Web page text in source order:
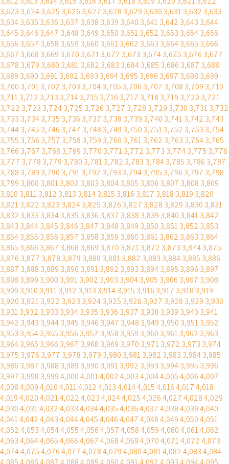
3,623 3,6243,625 3,626 3,627 3,628 3,629 3,630 3,6313,632 3,633
3,6343,635 3,636 3,637 3,638 3,639 3,640 3,6413,642 3,643 3,644
3,645 3,646 3,647 3,648 3,649 3,650 3,6513,652 3,653 3,6543,655
3,656 3,657 3,658 3,659 3,660 3,6613,662 3,663 3,6643,665 3,666
3,667 3,668 3,669 3,670 3,6713,672 3,673 3,6743,675 3,676 3,677
3,678 3,679 3,680 3,6813,682 3,683 3,6843,685 3,686 3,687 3,688
3,689 3,690 3,6913,692 3,693 3,6943,695 3,696 3,697 3,698 3,699
3,700 3,7013,702 3,703 3,7043,705 3,706 3,707 3,708 3,709 3,710
3,7113,712 3,713 3,7143,715 3,716 3,717 3,718 3,719 3,720 3,721
3,722 3,723 3,7243,725 3,726 3,727 3,728 3,729 3,730 3,7313,732
3,733 3,7343,735 3,736 3,737 3,738 3,739 3,740 3,7413,742 3,743
3,7443,745 3,746 3,747 3,748 3,749 3,750 3,7513,752 3,753 3,754
3,755 3,756 3,757 3,758 3,759 3,760 3,7613,762 3,763 3,7643,765
3,766 3,767 3,768 3,769 3,770 3,7713,772 3,773 3,7743,775 3,776
3,777 3,778 3,779 3,780 3,7813,782 3,783 3,7843,785 3,786 3,787
3,788 3,789 3,790 3,7913,792 3,793 3,7943,795 3,796 3,797 3,798
3,799 3,800 3,8013,802 3,803 3,8043,805 3,806 3,807 3,808 3,809
3,810 3,8113,812 3,813 3,8143,815 3,816 3,817 3,818 3,819 3,820
3,8213,822 3,823 3,8243,825 3,826 3,827 3,828 3,829 3,830 3,831
3,832 3,833 3,8343,835 3,836 3,837 3,838 3,839 3,840 3,8413,842
3,843 3,8443,845 3,846 3,847 3,848 3,849 3,850 3,8513,852 3,853
3,8543,855 3,856 3,857 3,858 3,859 3,860 3,8613,862 3,863 3,864
3,865 3,866 3,867 3,868 3,869 3,870 3,8713,872 3,873 3,8743,875
3,876 3,877 3,878 3,879 3,880 3,8813,882 3,883 3,8843,885 3,886
3,887 3,888 3,889 3,890 3,8913,892 3,893 3,8943,895 3,896 3,897
3,898 3,899 3,900 3,9013,902 3,903 3,9043,905 3,906 3,907 3,908
3,909 3,910 3,9113,912 3,913 3,9143,915 3,916 3,917 3,918 3,919
3,920 3,9213,922 3,923 3,9243,925 3,926 3,927 3,928 3,929 3,930
3,9313,932 3,933 3,9343,935 3,936 3,937 3,938 3,939 3,940 3,941
3,942 3,943 3,9443,945 3,946 3,947 3,948 3,949 3,950 3,9513,952
3,953 3,9543,955 3,956 3,957 3,958 3,959 3,960 3,9613,962 3,963
3,9643,965 3,966 3,967 3,968 3,969 3,970 3,9713,972 3,973 3,974
3,975 3,976 3,977 3,978 3,979 3,980 3,9813,982 3,983 3,9843,985
3,986 3,987 3,988 3,989 3,990 3,9913,992 3,993 3,9943,995 3,996
3,997 3,998 3,9994,0004,0014,0024,0034,0044,0054,0064,007
4,0084,0094,0104,0114,0124,0134,0144,0154,0164,0174,018
4,0194,0204,0214,0224,0234,0244,0254,0264,0274,0284,029
4,0304,0314,0324,0334,0344,0354,0364,0374,0384,0394,040
4,0414,0424,0434,0444,0454,0464,0474,0484,0494,0504,051
4,0524,0534,0544,0554,0564,0574,0584,0594,0604,0614,062
4,0634,0644,0654,0664,0674,0684,0694,0704,0714,0724,073
4,0744,0754,0764,0774,0784,0794,0804,0814,0824,0834,084